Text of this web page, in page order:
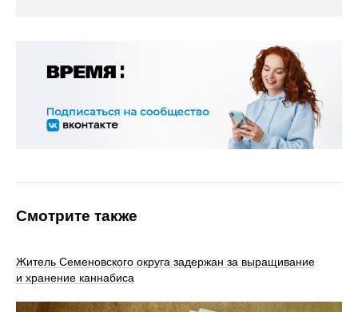
Смотрите также
Житель Семеновского округа задержан за выращивание
и хранение каннабиса